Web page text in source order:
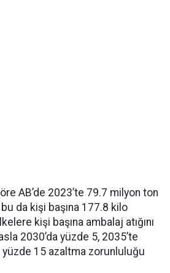
AB’de 2023’te 79.7 milyon ton
da kişi başına 177.8 kilo
kişi başına ambalaj atığını
2030’da yüzde 5, 2035’te
yüzde 15 azaltma zorunluluğu